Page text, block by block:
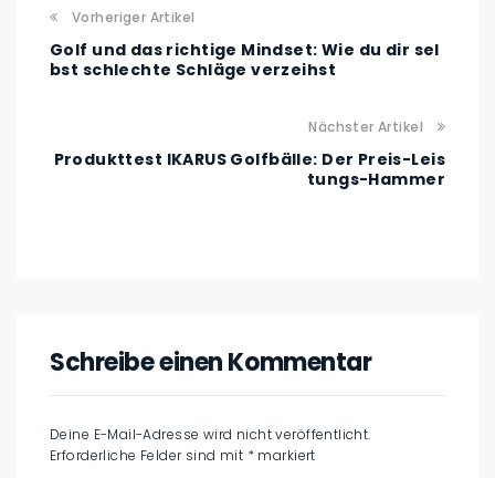
Vorheriger Artikel
Golf und das richtige Mindset: Wie du dir sel
bst schlechte Schläge verzeihst
Nächster Artikel
Produkttest IKARUS Golfbälle: Der Preis-Leis
tungs-Hammer
Schreibe einen Kommentar
Deine E-Mail-Adresse wird nicht veröffentlicht.
Erforderliche Felder sind mit * markiert